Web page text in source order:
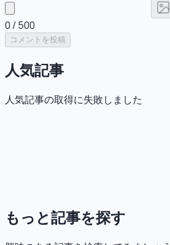
0 / 500
コメントを投稿
人気記事
人気記事の取得に失敗しました
もっと記事を探す